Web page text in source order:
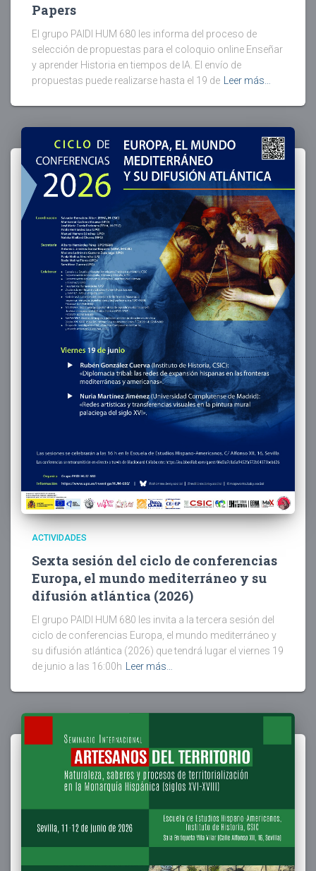
Papers
El grupo PAIDI HUM 680 les informa del proceso de
selección de propuestas para el coloquio online Enseñar
y aprender Historia en tiempos de IA. El envío de
propuestas puede realizarse hasta el 19 de
Leer más…
ACTIVIDADES
Sexta sesión del ciclo de conferencias
Europa, el mundo mediterráneo y su
difusión atlántica (2026)
El grupo PAIDI HUM 680 les invita a la tercera sesión del
ciclo de conferencias Europa, el mundo mediterráneo y
su difusión atlántica (2026) que tendrá lugar el viernes 19
de junio a las 16:00h Leer más…